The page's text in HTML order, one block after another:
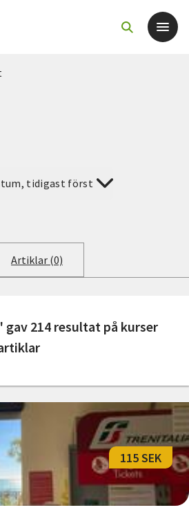
tidigast först
Artiklar (0)
gav 214 resultat på kurser
115 SEK